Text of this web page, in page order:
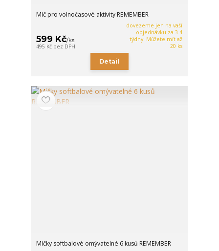
Míč pro volnočasové aktivity REMEMBER
599 Kč/ks
495 Kč bez DPH
dovezeme jen na vaší
objednávku za 3-4
týdny. Můžete mít až
20 ks
Detail
Míčky softbalové omývatelné 6 kusů REMEMBER